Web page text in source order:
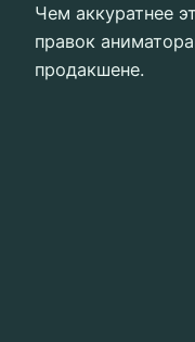
Чем аккуратнее
правок
продакшене.